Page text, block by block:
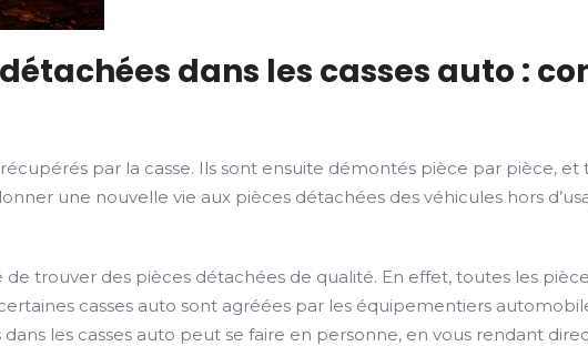
dans les casses auto :
par la casse. Ils sont ensuite démontés pièce par pièce,
une nouvelle vie aux pièces détachées des véhicules hors
trouver des pièces détachées de qualité. En effet, toutes les
casses auto sont agréées par les équipementiers
les casses auto peut se faire en personne, en vous rendant